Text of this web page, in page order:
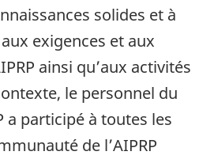
solides et à
exigences et aux
ainsi qu’aux activités
le personnel du
a participé à toutes les
de l’AIPRP